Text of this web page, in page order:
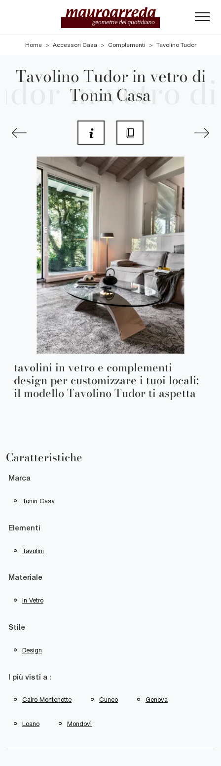
Home > Accessori Casa > Complementi > Tavolino Tudor
Tavolino Tudor in vetro di
Tonin Casa
tavolini in vetro e complementi
design per customizzare i tuoi locali:
il modello Tavolino Tudor ti aspetta
Caratteristiche
Marca
Tonin Casa
Elementi
Tavolini
Materiale
In Vetro
Stile
Design
I più visti a :
Cairo Montenotte Cuneo Genova
Loano Mondovì